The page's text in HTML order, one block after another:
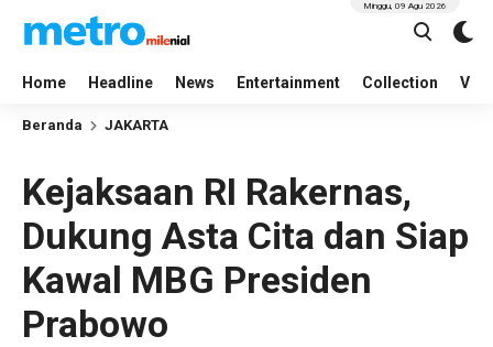
Home Headline News Entertainment Collection
Minggu, 09 Agu 2026
Beranda JAKARTA
Kejaksaan RI Rakernas,
Dukung Asta Cita dan Siap
Kawal MBG Presiden
Prabowo